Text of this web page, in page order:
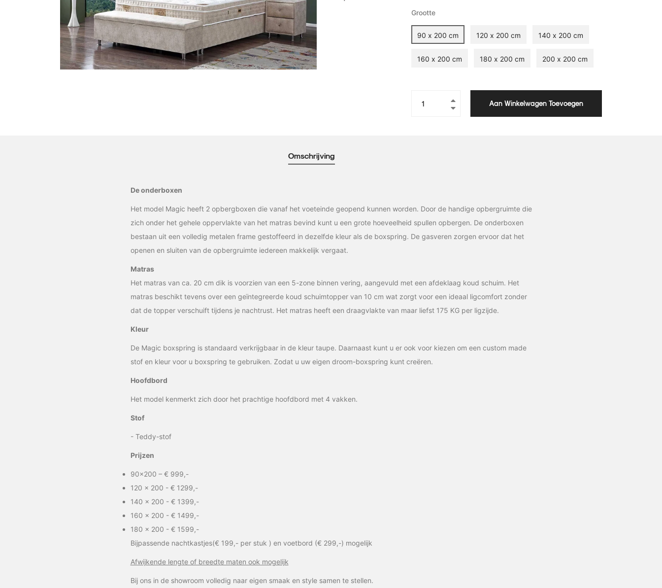
Grootte
90 x 200 cm 120 x 200 cm 140 x 200 cm
160 x 200 cm 180 x 200 cm 200 x 200 cm
Aan Winkelwagen Toevoegen
Omschrijving
De onderboxen
Het model Magic heeft 2 opbergboxen die vanaf het voeteinde geopend kunnen worden. Door de handige opbergruimte die
zich onder het gehele oppervlakte van het matras bevind kunt u een grote hoeveelheid spullen opbergen. De onderboxen
bestaan uit een volledig metalen frame gestoffeerd in dezelfde kleur als de boxspring. De gasveren zorgen ervoor dat het
openen en sluiten van de opbergruimte iedereen makkelijk vergaat.
Matras
Het matras van ca. 20 cm dik is voorzien van een 5-zone binnen vering, aangevuld met een afdeklaag koud schuim. Het
matras beschikt tevens over een geïntegreerde koud schuimtopper van 10 cm wat zorgt voor een ideaal ligcomfort zonder
dat de topper verschuift tijdens je nachtrust. Het matras heeft een draagvlakte van maar liefst 175 KG per ligzijde.
Kleur
De Magic boxspring is standaard verkrijgbaar in de kleur taupe. Daarnaast kunt u er ook voor kiezen om een custom made
stof en kleur voor u boxspring te gebruiken. Zodat u uw eigen droom-boxspring kunt creëren.
Hoofdbord
Het model kenmerkt zich door het prachtige hoofdbord met 4 vakken.
Stof
- Teddy-stof
Prijzen
90×200 – € 999,-
120 x 200 - € 1299,-
140 x 200 - € 1399,-
160 x 200 - € 1499,-
180 x 200 - € 1599,-
Bijpassende nachtkastjes(€ 199,- per stuk ) en voetbord (€ 299,-) mogelijk
Afwijkende lengte of breedte maten ook mogelijk
Bij ons in de showroom volledig naar eigen smaak en style samen te stellen.